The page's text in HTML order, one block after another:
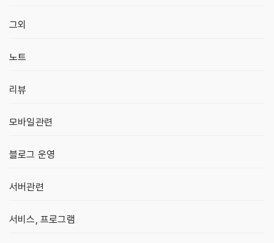
그외
노트
리뷰
모바일관련
블로그 운영
서버관련
서비스, 프로그램